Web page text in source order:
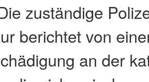
zuständige
berichtet von
an der